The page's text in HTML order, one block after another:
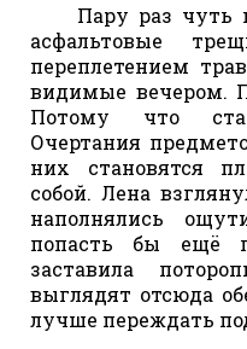
Пару раз чуть
асфальтовые
переплетением
видимые вечером.
Потому что
Очертания
них становятся
собой. Лена
наполнялись
попасть бы ещё
заставила
выглядят отсюда
лучше переждать